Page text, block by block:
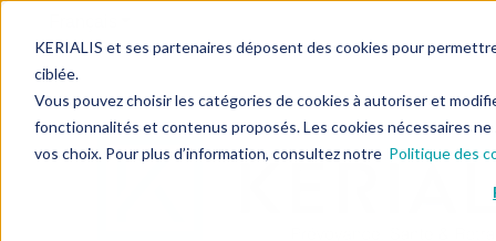
KERIALIS et ses partenaires déposent des cookies pour
ciblée.
Vous pouvez choisir les catégories de cookies à autoriser et
fonctionnalités et contenus proposés. Les cookies nécessaires
vos choix. Pour plus d’information, consultez notre Politique des